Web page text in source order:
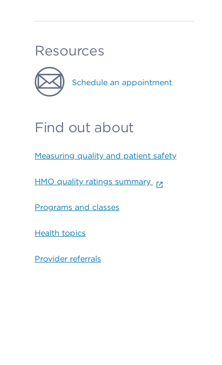
Resources
Schedule an appointment
Find out about
Measuring quality and patient safety
HMO quality ratings summary
Programs and classes
Health topics
Provider referrals